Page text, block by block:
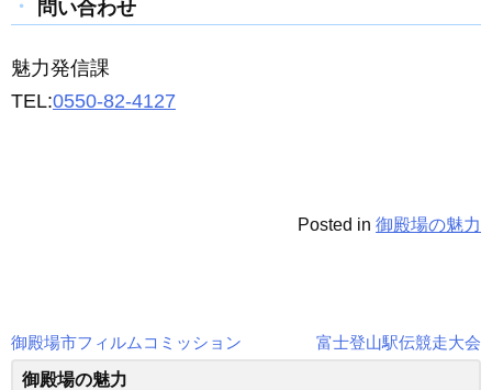
問い合わせ
魅力発信課
TEL:0550-82-4127
Posted in 御殿場の魅力
投
御殿場市フィルムコミッション
富士登山駅伝競走大会
御殿場の魅力